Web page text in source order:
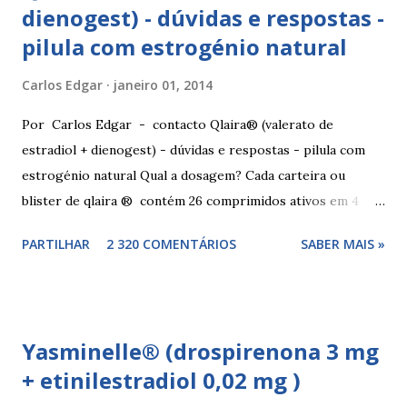
dienogest) - dúvidas e respostas -
pilula com estrogénio natural
Carlos Edgar janeiro 01, 2014
Por Carlos Edgar - contacto Qlaira® (valerato de
estradiol + dienogest) - dúvidas e respostas - pilula com
estrogénio natural Qual a dosagem? Cada carteira ou
blister de qlaira ® contém 26 comprimidos ativos em 4
comprimidos inativos brancos na linha 4. Dosagem
estradiol (estrogénio natural) e 2 mg de dienogest 17
comprimidos amarelo claros, contêm 2 mg de valerato de
PARTILHAR 2 320 COMENTÁRIOS SABER MAIS »
Yasminelle® (drospirenona 3 mg
+ etinilestradiol 0,02 mg )